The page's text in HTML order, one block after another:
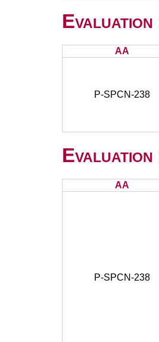
Evaluation
AA
P-SPCN-238
Evaluation
AA
P-SPCN-238